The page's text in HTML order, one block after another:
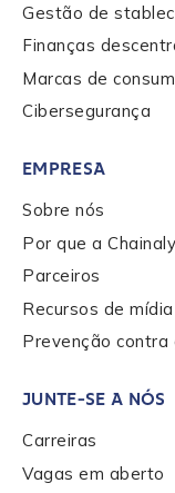
Gestão de
Finanças
Marcas de
Cibersegurança
EMPRESA
Sobre nós
Por que a
Parceiros
Recursos de mídia
Prevenção contra
JUNTE-SE A NÓS
Carreiras
Vagas em aberto